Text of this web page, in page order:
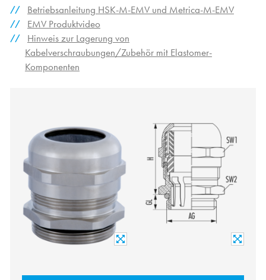
Betriebsanleitung HSK-M-EMV und Metrica-M-EMV
EMV Produktvideo
Hinweis zur Lagerung von
Kabelverschraubungen/Zubehör mit Elastomer-
Komponenten